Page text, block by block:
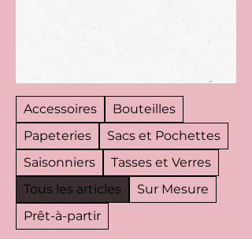
Accessoires
Bouteilles
Papeteries
Sacs et Pochettes
Saisonniers
Tasses et Verres
Tous les articles
Sur Mesure
Prêt-à-partir